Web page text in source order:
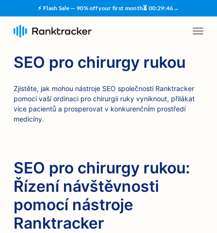
⚡ Flash Sale — 90% off your first month⏳ 00:29:45→
SEO pro chirurgy rukou
Zjistěte, jak mohou nástroje SEO společnosti Ranktracker
pomoci vaší ordinaci pro chirurgii ruky vyniknout, přilákat
více pacientů a prosperovat v konkurenčním prostředí
medicíny.
SEO pro chirurgy rukou:
Řízení návštěvnosti
pomocí nástroje
Ranktracker